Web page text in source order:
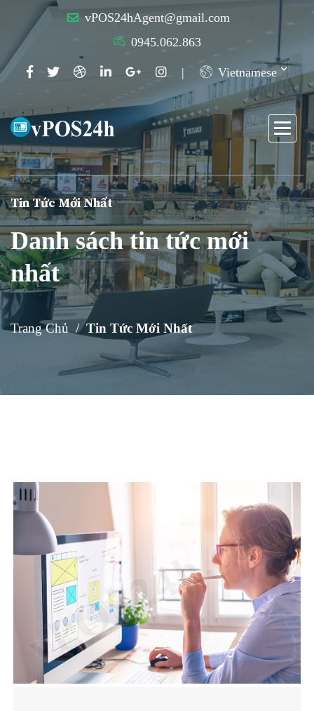
vPOS24hAgent@gmail.com
0945.062.863
Vietnamese
Tin Tức Mới Nhất
Danh sách tin tức mới
nhất
Trang Chủ Tin Tức Mới Nhất